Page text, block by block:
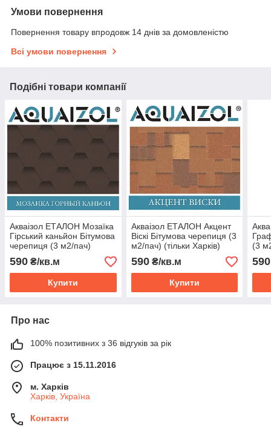
Умови повернення
Повернення товару впродовж 14 днів за домовленістю
Всі умови повернення
Подібні товари компанії
Акваізол ЕТАЛОН Мозаїка
Гірський каньйон Бітумова
черепиця (3 м2/пач)
(тільки Харків)
590 ₴/кв.м
Купити
Акваізол ЕТАЛОН Акцент
Віскі Бітумова черепиця (3
м2/пач) (тільки Харків)
590₴/кв.м
Купити
(3
590
Про нас
100% позитивних з 36 відгуків за рік
Працює з 15.11.2016
м. Харків
Харків, Україна
Контакти